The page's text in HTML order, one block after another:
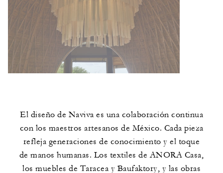
El diseño de Naviva es una colaboración continua
con los maestros artesanos de México. Cada pieza
refleja generaciones de conocimiento y el toque
de manos humanas. Los textiles de ANORA Casa,
los muebles de Taracea y Baufaktory, y las obras